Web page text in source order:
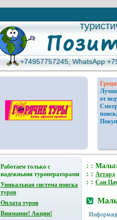
+74957757245, WhatsApp
+74957757245, WhatsApp
от
Работаем только с
надежными туроператорами
Уникальная система поиска
туров
Оплата туров
Внимание! Акции!
: :
: : Аттард
: : Сан